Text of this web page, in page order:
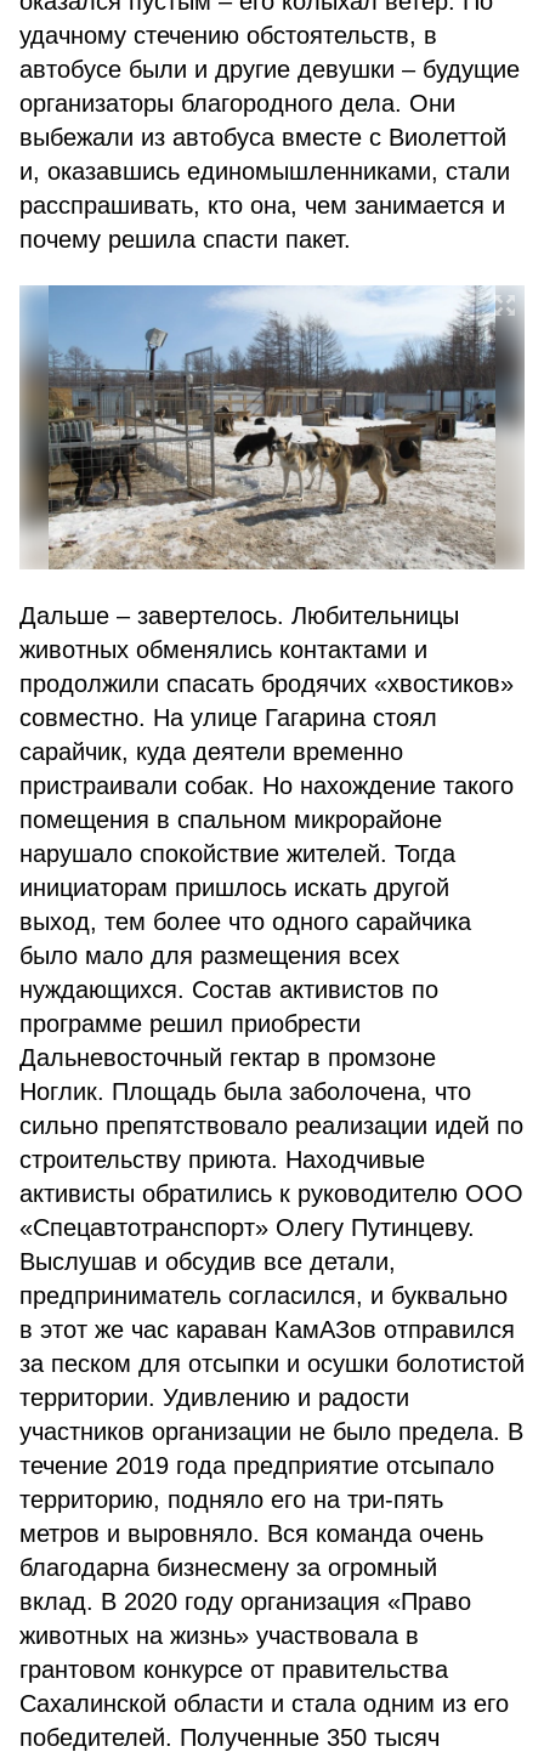
удачному стечению обстоятельств, в
автобусе были и другие девушки – будущие
организаторы благородного дела. Они
выбежали из автобуса вместе с Виолеттой
и, оказавшись единомышленниками, стали
расспрашивать, кто она, чем занимается и
почему решила спасти пакет.
Дальше – завертелось. Любительницы
животных обменялись контактами и
продолжили спасать бродячих «хвостиков»
совместно. На улице Гагарина стоял
сарайчик, куда деятели временно
пристраивали собак. Но нахождение такого
помещения в спальном микрорайоне
нарушало спокойствие жителей. Тогда
инициаторам пришлось искать другой
выход, тем более что одного сарайчика
было мало для размещения всех
нуждающихся. Состав активистов по
программе решил приобрести
Дальневосточный гектар в промзоне
Ноглик. Площадь была заболочена, что
сильно препятствовало реализации идей по
строительству приюта. Находчивые
активисты обратились к руководителю ООО
«Спецавтотранспорт» Олегу Путинцеву.
Выслушав и обсудив все детали,
предприниматель согласился, и буквально
в этот же час караван КамАЗов отправился
за песком для отсыпки и осушки болотистой
территории. Удивлению и радости
участников организации не было предела. В
течение 2019 года предприятие отсыпало
территорию, подняло его на три-пять
метров и выровняло. Вся команда очень
благодарна бизнесмену за огромный
вклад. В 2020 году организация «Право
животных на жизнь» участвовала в
грантовом конкурсе от правительства
Сахалинской области и стала одним из его
победителей. Полученные 350 тысяч